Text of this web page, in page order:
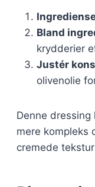
Bland
krydderier
Justér
olivenolie
Denne
mere kompleks
cremede